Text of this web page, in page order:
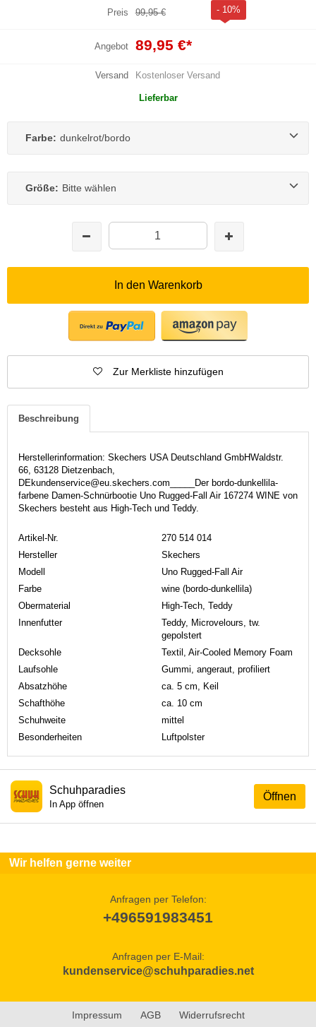
Preis 99,95 € - 10%
Angebot 89,95 €*
Versand Kostenloser Versand
Lieferbar
Farbe: dunkelrot/bordo
Größe: Bitte wählen
In den Warenkorb
Zur Merkliste hinzufügen
Beschreibung
Herstellerinformation: Skechers USA Deutschland GmbHWaldstr.
66, 63128 Dietzenbach,
DEkundenservice@eu.skechers.com_____Der bordo-dunkellila-
farbene Damen-Schnürbootie Uno Rugged-Fall Air 167274 WINE von
Skechers besteht aus High-Tech und Teddy.
Artikel-Nr.
270 514 014
Hersteller
Skechers
Modell
Uno Rugged-Fall Air
Farbe
wine (bordo-dunkellila)
Obermaterial
High-Tech, Teddy
Innenfutter
Teddy, Microvelours, tw.
gepolstert
Decksohle
Textil, Air-Cooled Memory Foam
Laufsohle
Gummi, angeraut, profiliert
Absatzhöhe
ca. 5 cm, Keil
Schafthöhe
ca. 10 cm
Schuhweite
mittel
Besonderheiten
Luftpolster
Öffnen
Schuhparadies
In App öffnen
Wir helfen gerne weiter
Anfragen per Telefon:
+496591983451
Anfragen per E-Mail:
kundenservice@schuhparadies.net
Impressum AGB Widerrufsrecht